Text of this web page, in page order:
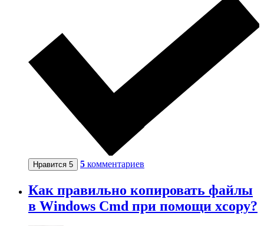
Нравится 5 5 комментариев
Как правильно копировать файлы
в Windows Cmd при помощи xcopy?